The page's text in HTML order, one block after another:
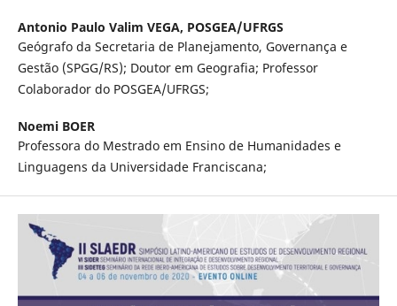
Antonio Paulo Valim VEGA, POSGEA/UFRGS
Geógrafo da Secretaria de Planejamento, Governança e
Gestão (SPGG/RS); Doutor em Geografia; Professor
Colaborador do POSGEA/UFRGS;
Noemi BOER
Professora do Mestrado em Ensino de Humanidades e
Linguagens da Universidade Franciscana;